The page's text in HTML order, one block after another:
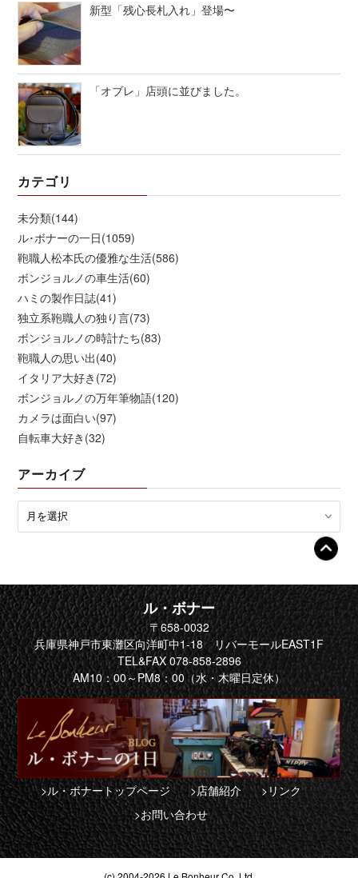
新型「残心長札入れ」登場〜
「オブレ」店頭に並びました。
カテゴリ
未分類(144)
ル･ボナーの一日(1059)
鞄職人松本氏の優雅な生活(586)
ボンジョルノの車生活(60)
ハミの製作日誌(41)
独立系鞄職人の独り言(73)
ボンジョルノの時計たち(83)
鞄職人の思い出(40)
イタリア大好き(72)
ボンジョルノの万年筆物語(120)
カメラは面白い(97)
自転車大好き(32)
アーカイブ
ル・ボナー
〒658-0032
兵庫県神戸市東灘区向洋町中1-18 リバーモールEAST1F
TEL&FAX 078-858-2896
AM10：00～PM8：00（水・木曜日定休）
>ル・ボナートップページ >店舗紹介
>リンク
>お問い合わせ